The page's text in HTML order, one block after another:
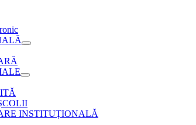
INSTITUȚIONALĂ